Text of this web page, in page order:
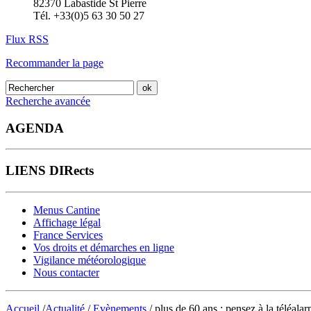
82370 Labastide St Pierre
Tél. +33(0)5 63 30 50 27
Flux RSS
Recommander la page
Recherche avancée
AGENDA
LIENS DIRects
Menus Cantine
Affichage légal
France Services
Vos droits et démarches en ligne
Vigilance météorologique
Nous contacter
Accueil /Actualité /Evènements / plus de 60 ans : pensez à la